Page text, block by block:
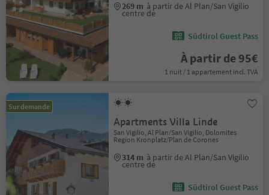
269 m à partir de Al Plan/San Vigilio
centre de
Südtirol Guest Pass
À partir de 95€
1 nuit / 1 appartement incl. TVA
Sur demande
Apartments Villa Linde
San Vigilio, Al Plan/San Vigilio, Dolomites
Region Kronplatz/Plan de Corones
314 m à partir de Al Plan/San Vigilio
centre de
Südtirol Guest Pass